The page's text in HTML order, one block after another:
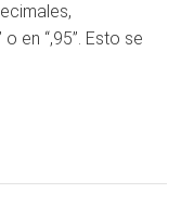
en “,95”. Esto se